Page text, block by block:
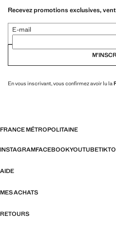
Recevez promotions exclusives,
E-mail
En vous inscrivant, vous confirmez avoir lu la
FRANCE MÉTROPOLITAINE
INSTAGRAMFACEBOOKYOUTUBE
AIDE
MES ACHATS
RETOURS